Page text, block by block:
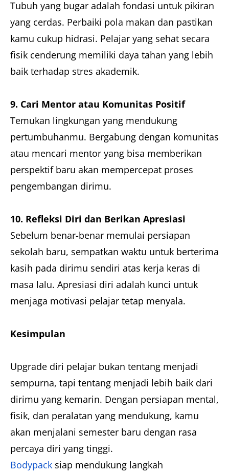
Tubuh yang bugar adalah fondasi untuk pikiran
yang cerdas. Perbaiki pola makan dan pastikan
kamu cukup hidrasi. Pelajar yang sehat secara
fisik cenderung memiliki daya tahan yang lebih
baik terhadap stres akademik.
9. Cari Mentor atau Komunitas Positif
Temukan lingkungan yang mendukung
pertumbuhanmu. Bergabung dengan komunitas
atau mencari mentor yang bisa memberikan
perspektif baru akan mempercepat proses
pengembangan dirimu.
10. Refleksi Diri dan Berikan Apresiasi
Sebelum benar-benar memulai persiapan
sekolah baru, sempatkan waktu untuk berterima
kasih pada dirimu sendiri atas kerja keras di
masa lalu. Apresiasi diri adalah kunci untuk
menjaga motivasi pelajar tetap menyala.
Kesimpulan
Upgrade diri pelajar bukan tentang menjadi
sempurna, tapi tentang menjadi lebih baik dari
dirimu yang kemarin. Dengan persiapan mental,
fisik, dan peralatan yang mendukung, kamu
akan menjalani semester baru dengan rasa
percaya diri yang tinggi.
Bodypack siap mendukung langkah